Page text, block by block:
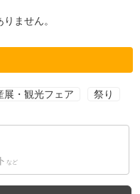
ません。
展・観光フェア 祭り
など